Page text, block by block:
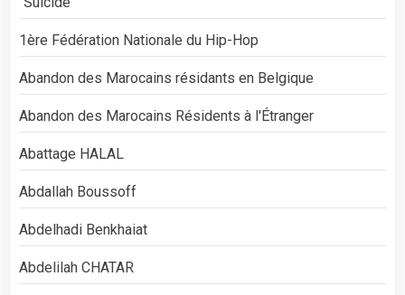
1ère Fédération Nationale du Hip-Hop
Abandon des Marocains résidants en Belgique
Abandon des Marocains Résidents à l'Étranger
Abattage HALAL
Abdallah Boussoff
Abdelhadi Benkhaiat
Abdelilah CHATAR